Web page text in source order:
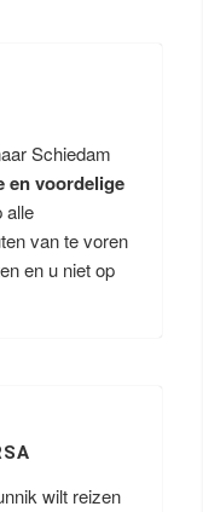
Schiedam
en voordelige
alle
van te voren
en u niet op
wilt reizen